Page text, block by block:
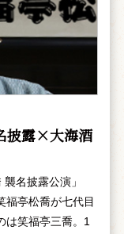
披露×大海酒
名披露公演」
福亭松喬が七代目
は笑福亭三喬。1